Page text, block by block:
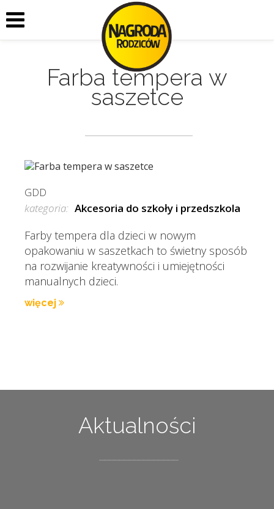
Farba tempera w
saszetce
GDD
kategoria: Akcesoria do szkoły i przedszkola
Farby tempera dla dzieci w nowym
opakowaniu w saszetkach to świetny sposób
na rozwijanie kreatywności i umiejętności
manualnych dzieci.
więcej
Aktualności